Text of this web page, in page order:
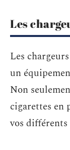
Les
Les chargeurs
un
Non
cigarettes en
vos